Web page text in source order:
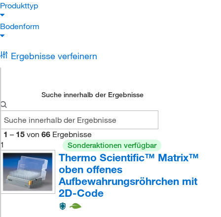
Produkttyp
Bodenform
Ergebnisse verfeinern
Suche innerhalb der Ergebnisse
1 – 15 von 66 Ergebnisse
1
Sonderaktionen verfügbar
Thermo Scientific™ Matrix™
oben offenes
Aufbewahrungsröhrchen mit
2D-Code